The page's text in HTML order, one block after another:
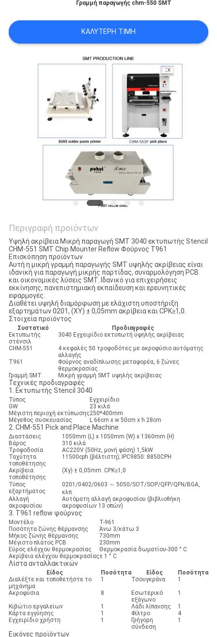
ΧΆΡΤΗΣ
ΙΣΤΟΣΕΛΊΔΑΣ
ΑΠΟΡΡΉΤΟΥ
Γραμμή παραγωγής chm-550 SMT
ΚΑΛΎΤΕΡΗ ΤΙΜΉ
Περιγραφή προϊόντων
Υψηλή ακρίβεια Μικρή παραγωγή SMT 3040 εκτυπωτής Stencil
CHM-551 SMT Chip Mounter Reflow Φούρνος T961
Επισκόπηση προϊόντων
Αυτή η μικρή γραμμή παραγωγής SMT υψηλής ακρίβειας είναι
ιδανική για παραγωγή μικρής παρτίδας, συναρμολόγηση PCB
και οικονομικές λύσεις SMT. Ιδανικό για επιχειρήσεις
εκκίνησης, πανεπιστημιακή εκπαίδευση και ερευνητικές
εφαρμογές.
Διαθέτει υψηλή διαμόρφωση με ελάχιστη υποστήριξη
εξαρτημάτων 0201, (XY) ± 0,05mm ακρίβεια και CPK≥1,0.
Στοιχεία προϊόντος
Συστατικό
Προδιαγραφές
Εκτυπωτής
στένσιλ
3040 Εγχειρίδιο εκτυπωτή υψηλής ακρίβειας
CHM-551
4 κεφαλές 50 τροφοδότες με ακροφύσιο αυτόματης
αλλαγής
T961
Φούρνος αναδίπλωσης μεταφορέα, 6 ζώνες
θερμοκρασίας
Γραμμή SMT
Μικρή γραμμή SMT υψηλής ακρίβειας
Τεχνικές προδιαγραφές
1. Εκτυπωτής Stencil 3040
Τύπος
Εγχειρίδιο
GW
23 κιλά
Μέγιστη περιοχή εκτύπωσης250*400mm
Μέγεθος συσκευασίας
L 66cm x w 50cm x h 28cm
2. CHM-551 Pick and Place Machine
Διαστάσεις
1050mm (L) x 1050mm (W) x 1360mm (H)
Βάρος
310 κιλά
Τροφοδοσία
AC220V (50Hz, μονή φάση) 1,5kW
Ταχύτητα
τοποθέτησης
11500cph (βέλτιστη); IPC9850: 8850CPH
Ακρίβεια
τοποθέτησης
(Xy) ± 0,05mm. CPK≥1,0
Τύπος
εξαρτήματος
0201/0402/0603 ～ 5050/SOT/SOP/QFP/QFN/BGA,
κλπ.
Αλλαγή
ακροφυσίου
Αυτόματη αλλαγή ακροφυσίου (βιβλιοθήκη
ακροφυσίων 13 οπών)
3. T961 reflow φούρνος
Μοντέλο
T-961
Ποσότητα ζώνης θέρμανσης
Άνω 3/κάτω 3
Μήκος ζώνης θέρμανσης
730mm
Μέγιστο πλάτος PCB
230mm
Εύρος ελέγχου θερμοκρασίας
Θερμοκρασία δωματίου-300 ° C
Ακρίβεια ελέγχου θερμοκρασίας± 1 ° C
Λίστα ανταλλακτικών
Είδος Ποσότητα Είδος
Ποσότητα
Διαλέξτε και τοποθετήστε το
μηχάνημα
1 Τσουγκράνα
1
Ακροφύσια
8
Εσωτερικό
εξάγωνο
1
Κιβώτιο εργαλείων
1 Λάδι λίπανσης
1
Κάρτα εγγύησης
1 Φίλτρο
4
Εγχειρίδιο χρήστη
1
Γρήγορη
σύνδεση
1
Εικόνες προϊόντων